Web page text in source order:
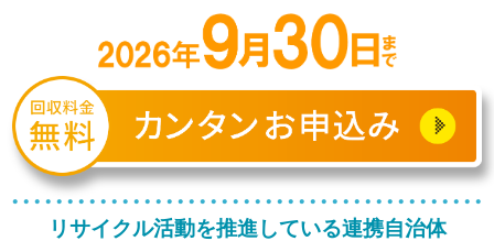
リサイクル活動を推進している連携自治体